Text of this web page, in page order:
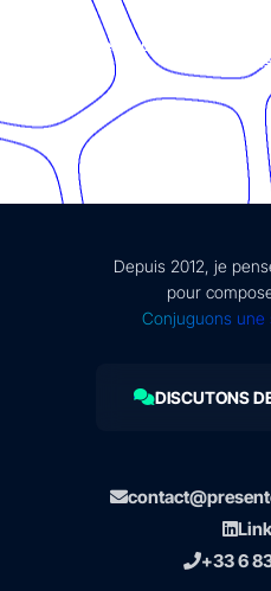
© Présent Composé design -
Depuis 2012, je
pour
Conjuguons
DISCUTONS
+33 6